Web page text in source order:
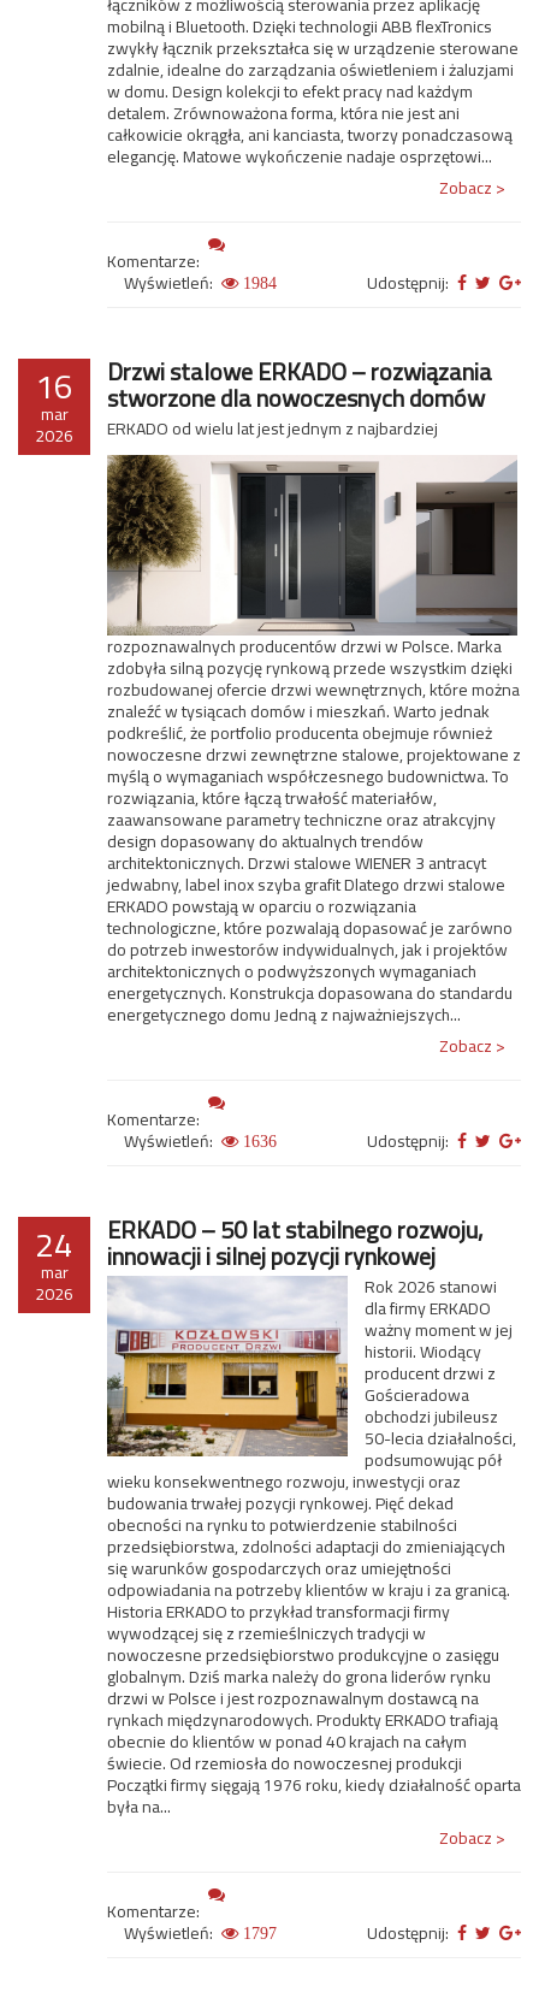
mobilną i Bluetooth. Dzięki technologii ABB flexTronics
zwykły łącznik przekształca się w urządzenie sterowane
zdalnie, idealne do zarządzania oświetleniem i żaluzjami
w domu. Design kolekcji to efekt pracy nad każdym
detalem. Zrównoważona forma, która nie jest ani
całkowicie okrągła, ani kanciasta, tworzy ponadczasową
elegancję. Matowe wykończenie nadaje osprzętowi...
Zobacz >
Komentarze:
Wyświetleń: 1984 Udostępnij:
16
mar
2026
Drzwi stalowe ERKADO – rozwiązania
stworzone dla nowoczesnych domów
ERKADO od wielu lat jest jednym z najbardziej
rozpoznawalnych producentów drzwi w Polsce. Marka
zdobyła silną pozycję rynkową przede wszystkim dzięki
rozbudowanej ofercie drzwi wewnętrznych, które można
znaleźć w tysiącach domów i mieszkań. Warto jednak
podkreślić, że portfolio producenta obejmuje również
nowoczesne drzwi zewnętrzne stalowe, projektowane z
myślą o wymaganiach współczesnego budownictwa. To
rozwiązania, które łączą trwałość materiałów,
zaawansowane parametry techniczne oraz atrakcyjny
design dopasowany do aktualnych trendów
architektonicznych. Drzwi stalowe WIENER 3 antracyt
jedwabny, label inox szyba grafit Dlatego drzwi stalowe
ERKADO powstają w oparciu o rozwiązania
technologiczne, które pozwalają dopasować je zarówno
do potrzeb inwestorów indywidualnych, jak i projektów
architektonicznych o podwyższonych wymaganiach
energetycznych. Konstrukcja dopasowana do standardu
energetycznego domu Jedną z najważniejszych...
Zobacz >
Komentarze:
Wyświetleń: 1636 Udostępnij:
24
mar
2026
ERKADO – 50 lat stabilnego rozwoju,
innowacji i silnej pozycji rynkowej
Rok 2026 stanowi
dla firmy ERKADO
ważny moment w jej
historii. Wiodący
producent drzwi z
Gościeradowa
obchodzi jubileusz
50-lecia działalności,
podsumowując pół
wieku konsekwentnego rozwoju, inwestycji oraz
budowania trwałej pozycji rynkowej. Pięć dekad
obecności na rynku to potwierdzenie stabilności
przedsiębiorstwa, zdolności adaptacji do zmieniających
się warunków gospodarczych oraz umiejętności
odpowiadania na potrzeby klientów w kraju i za granicą.
Historia ERKADO to przykład transformacji firmy
wywodzącej się z rzemieślniczych tradycji w
nowoczesne przedsiębiorstwo produkcyjne o zasięgu
globalnym. Dziś marka należy do grona liderów rynku
drzwi w Polsce i jest rozpoznawalnym dostawcą na
rynkach międzynarodowych. Produkty ERKADO trafiają
obecnie do klientów w ponad 40 krajach na całym
świecie. Od rzemiosła do nowoczesnej produkcji
Początki firmy sięgają 1976 roku, kiedy działalność oparta
była na...
Zobacz >
Komentarze:
Wyświetleń: 1797 Udostępnij: